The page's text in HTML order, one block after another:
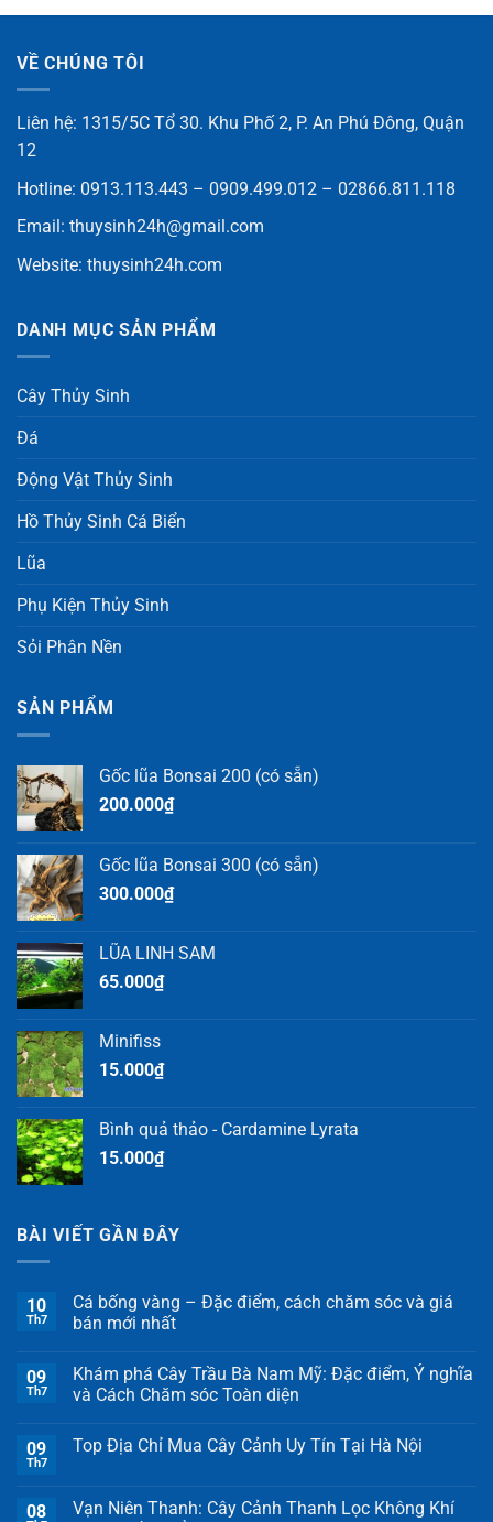
VỀ CHÚNG TÔI
Liên hệ: 1315/5C Tổ 30. Khu Phố 2, P. An Phú Đông, Quận
12
Hotline: 0913.113.443 – 0909.499.012 – 02866.811.118
Email: thuysinh24h@gmail.com
Website: thuysinh24h.com
DANH MỤC SẢN PHẨM
Cây Thủy Sinh
Đá
Động Vật Thủy Sinh
Hồ Thủy Sinh Cá Biển
Lũa
Phụ Kiện Thủy Sinh
Sỏi Phân Nền
SẢN PHẨM
Gốc lũa Bonsai 200 (có sẵn)
200.000₫
Gốc lũa Bonsai 300 (có sẵn)
300.000₫
LŨA LINH SAM
65.000₫
Minifiss
15.000₫
Bình quả thảo - Cardamine Lyrata
15.000₫
BÀI VIẾT GẦN ĐÂY
10
Th7
Cá bống vàng – Đặc điểm, cách chăm sóc và giá
bán mới nhất
09
Th7
Khám phá Cây Trầu Bà Nam Mỹ: Đặc điểm, Ý nghĩa
và Cách Chăm sóc Toàn diện
09
Th7
Top Địa Chỉ Mua Cây Cảnh Uy Tín Tại Hà Nội
08
Vạn Niên Thanh: Cây Cảnh Thanh Lọc Không Khí